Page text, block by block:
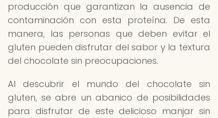
producción que garantizan la ausencia de
contaminación con esta proteína. De esta
manera, las personas que deben evitar el
gluten pueden disfrutar del sabor y la textura
del chocolate sin preocupaciones.
Al descubrir el mundo del chocolate sin
gluten, se abre un abanico de posibilidades
para disfrutar de este delicioso manjar sin